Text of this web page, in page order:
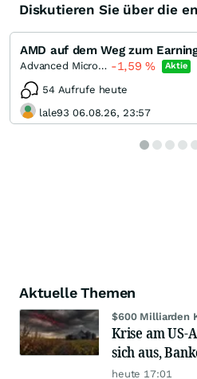
Diskutieren Sie über die
AMD auf dem Weg zum
Advanced Micro Devices -1,59% Aktie
54 Aufrufe heute
lale93 06.08.26, 23:57
Aktuelle Themen
$600 Milliarden
Krise am
sich aus,
heute 17:01